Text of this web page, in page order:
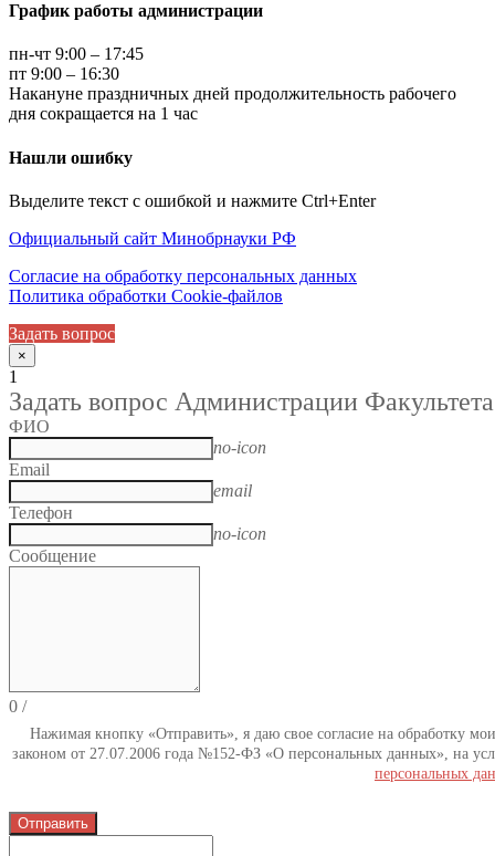
График работы администрации
пн-чт 9:00 – 17:45
пт 9:00 – 16:30
Накануне праздничных дней продолжительность рабочего
дня сокращается на 1 час
Нашли ошибку
Выделите текст с ошибкой и нажмите Ctrl+Enter
Официальный сайт Минобрнауки РФ
Согласие на обработку персональных данных
Политика обработки Cookie-файлов
Задать вопрос
×
1
Задать вопрос Администрации Факультета
ФИО
no-icon
Email
email
Телефон
no-icon
Сообщение
0 /
Нажимая кнопку «Отправить», я даю свое согласие на обработку
законом от 27.07.2006 года №152-ФЗ «О персональных данных», на
персональных
Отправить